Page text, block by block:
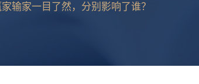
输家一目了然，分别影响了谁？